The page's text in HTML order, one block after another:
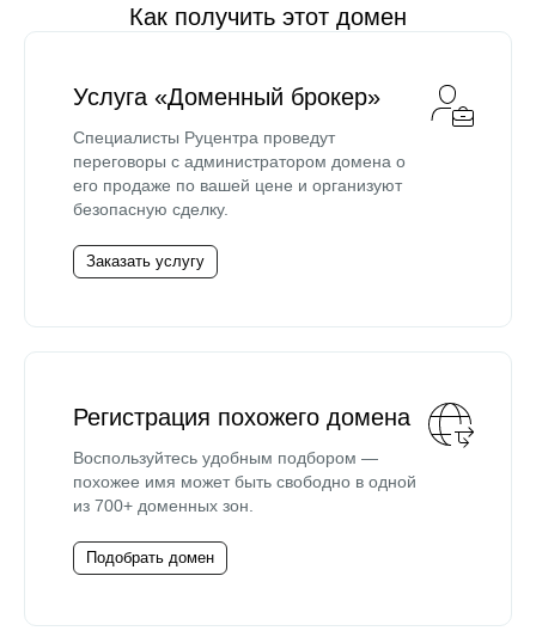
Как получить этот домен
Услуга «Доменный брокер»
Специалисты Руцентра проведут
переговоры с администратором домена о
его продаже по вашей цене и организуют
безопасную сделку.
Заказать услугу
Регистрация похожего домена
Воспользуйтесь удобным подбором —
похожее имя может быть свободно в одной
из 700+ доменных зон.
Подобрать домен